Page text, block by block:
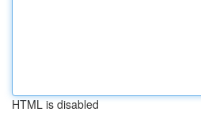
HTML is disabled